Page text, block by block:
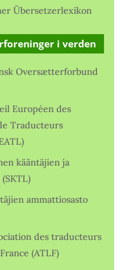
Übersetzerlexikon
i verden
Oversætterforbund
Européen des
Traducteurs
kääntäjien ja
ammattiosasto
des traducteurs
(ATLF)